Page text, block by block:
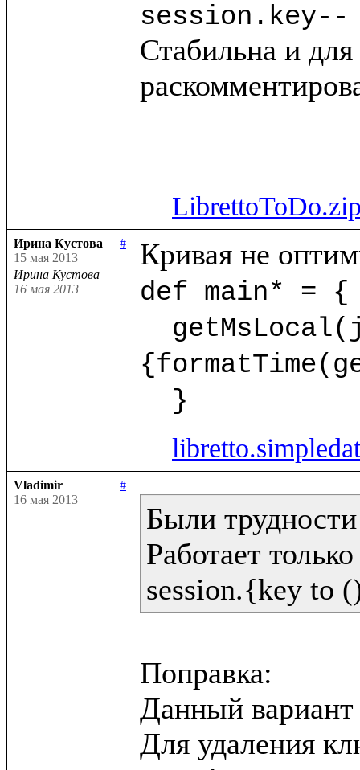
session.key--
Стабильна и
Ирина Кустова
#
15 мая 2013
Ирина Кустова
16 мая 2013
def main* = {
  }
Vladimir
#
16 мая 2013
Были
Работает
Поправка:
Данный вариант